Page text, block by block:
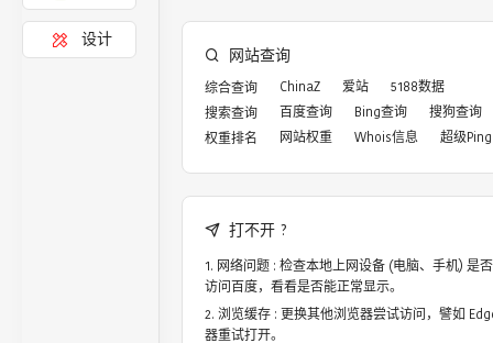
设计
网站查询
综合查询 ChinaZ 爱站
5188数据
搜索查询
百度查询 Bing查询
搜狗查询
权重排名
网站权重 Whois信息 超级Ping
打不开 ?
网络问题 : 检查本地上网设备 (电脑、手机) 是
访问百度，看看是否能正常显示。
浏览缓存 : 更换其他浏览器尝试访问，譬如
器重试打开。